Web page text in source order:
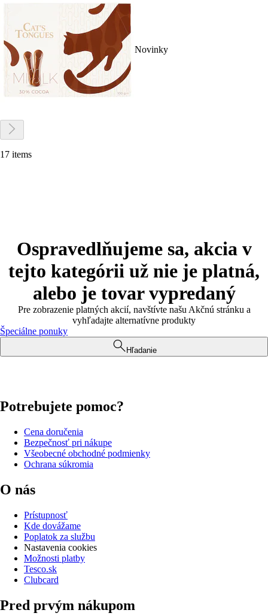
Novinky
17 items
Ospravedlňujeme sa, akcia v
tejto kategórii už nie je platná,
alebo je tovar vypredaný
Pre zobrazenie platných akcií, navštívte našu Akčnú stránku a
vyhľadajte alternatívne produkty
Špeciálne ponuky
Hľadanie
Potrebujete pomoc?
Cena doručenia
Bezpečnosť pri nákupe
Všeobecné obchodné podmienky
Ochrana súkromia
O nás
Prístupnosť
Kde dovážame
Poplatok za službu
Nastavenia cookies
Možnosti platby
Tesco.sk
Clubcard
Pred prvým nákupom